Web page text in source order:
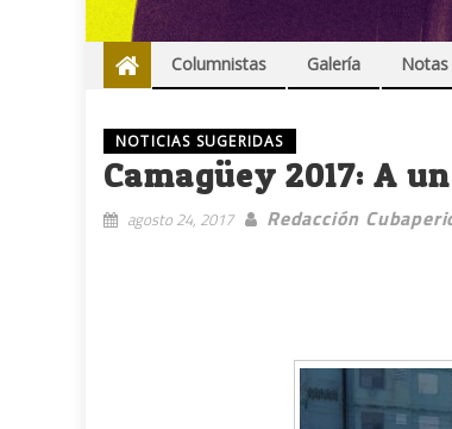
Columnistas Galería Notas
NOTICIAS SUGERIDAS
Camagüey 2017: A
agosto 24, 2017 Redacción